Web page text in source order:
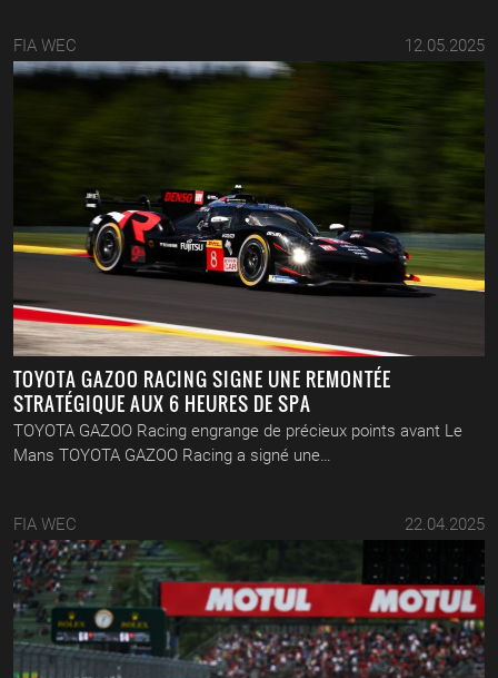
FIA WEC 12.05.2025
TOYOTA GAZOO RACING SIGNE UNE REMONTÉE
STRATÉGIQUE AUX 6 HEURES DE SPA
TOYOTA GAZOO Racing engrange de précieux points avant Le
Mans TOYOTA GAZOO Racing a signé une…
FIA WEC 22.04.2025